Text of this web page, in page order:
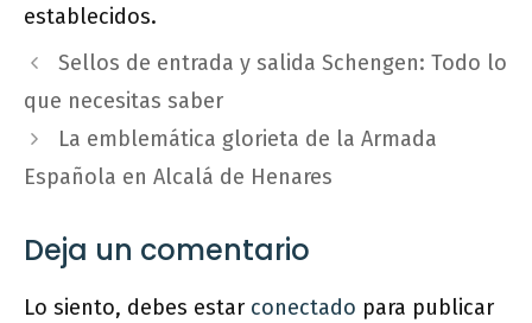
establecidos.
Sellos de entrada y salida Schengen: Todo lo
que necesitas saber
La emblemática glorieta de la Armada
Española en Alcalá de Henares
Deja un comentario
Lo siento, debes estar conectado para publicar